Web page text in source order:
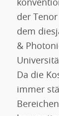
der
dem
&
Da die
immer